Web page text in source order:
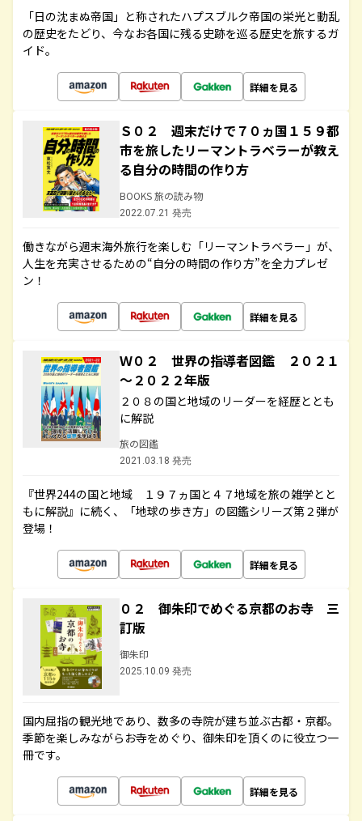
「日の沈まぬ帝国」と称されたハプスブルク帝国の栄光と動乱
の歴史をたどり、今なお各国に残る史跡を巡る歴史を旅するガ
イド。
詳細を見る
Ｓ０２ 週末だけで７０ヵ国１５９都
市を旅したリーマントラベラーが教え
る自分の時間の作り方
BOOKS 旅の読み物
2022.07.21 発売
働きながら週末海外旅行を楽しむ「リーマントラベラー」が、
人生を充実させるための“自分の時間の作り方”を全力プレゼ
ン！
詳細を見る
Ｗ０２ 世界の指導者図鑑 ２０２１
～２０２２年版
２０８の国と地域のリーダーを経歴ととも
に解説
旅の図鑑
2021.03.18 発売
『世界244の国と地域 １９７ヵ国と４７地域を旅の雑学とと
もに解説』に続く、「地球の歩き方」の図鑑シリーズ第２弾が
登場！
詳細を見る
０２ 御朱印でめぐる京都のお寺 三
訂版
御朱印
2025.10.09 発売
国内屈指の観光地であり、数多の寺院が建ち並ぶ古都・京都。
季節を楽しみながらお寺をめぐり、御朱印を頂くのに役立つ一
冊です。
詳細を見る